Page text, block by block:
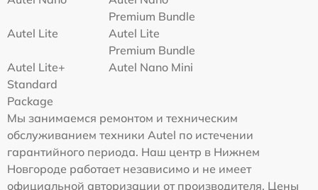
Premium Bundle
Autel Lite
Autel Lite
Premium Bundle
Autel Lite+
Standard
Package
Autel Nano Mini
Мы занимаемся ремонтом и техническим
обслуживанием техники Autel по истечении
гарантийного периода. Наш центр в Нижнем
Новгороде работает независимо и не имеет
официальной авторизации от производителя. Цены